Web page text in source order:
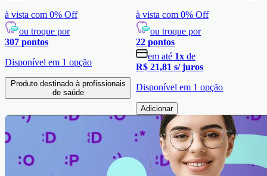
à vista com 0% Off
ou troque por
307 pontos
Disponível em 1 opção
Produto destinado à profissionais
de saúde
à vista com 0% Off
ou troque por
22 pontos
em até 1x de
R$ 21,81 s/ juros
Disponível em 1 opção
Adicionar